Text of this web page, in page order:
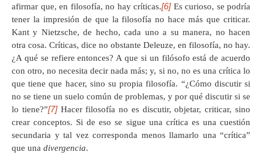
afirmar que, en filosofía, no hay críticas.[6]Es curioso, se podría
tener la impresión de que la filosofía no hace más que criticar.
Kant y Nietzsche, de hecho, cada uno a su manera, no hacen
otra cosa. Críticas, dice no obstante Deleuze, en filosofía, no hay.
¿A qué se refiere entonces? A que si un filósofo está de acuerdo
con otro, no necesita decir nada más; y, si no, no es una crítica lo
que tiene que hacer, sino su propia filosofía. “¿Cómo discutir si
no se tiene un suelo común de problemas, y por qué discutir si se
lo tiene?”[7]Hacer filosofía no es discutir, objetar, criticar, sino
crear conceptos. Si de eso se sigue una crítica es una cuestión
secundaria y tal vez corresponda menos llamarlo una “crítica”
que una divergencia.